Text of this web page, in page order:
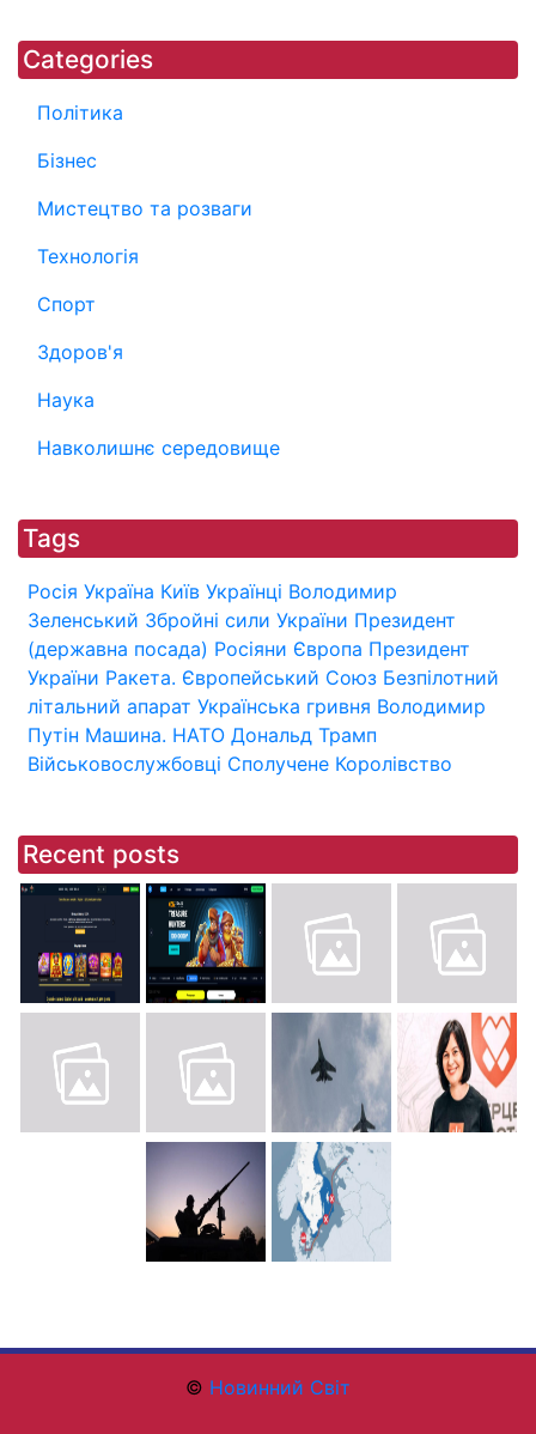
Categories
Політика
Бізнес
Мистецтво та розваги
Технологія
Спорт
Здоров'я
Наука
Навколишнє середовище
Tags
Росія Україна Київ Українці Володимир
Зеленський Збройні сили України Президент
(державна посада) Росіяни Європа Президент
України Ракета. Європейський Союз Безпілотний
літальний апарат Українська гривня Володимир
Путін Машина. НАТО Дональд Трамп
Військовослужбовці Сполучене Королівство
Recent posts
© Новинний Світ